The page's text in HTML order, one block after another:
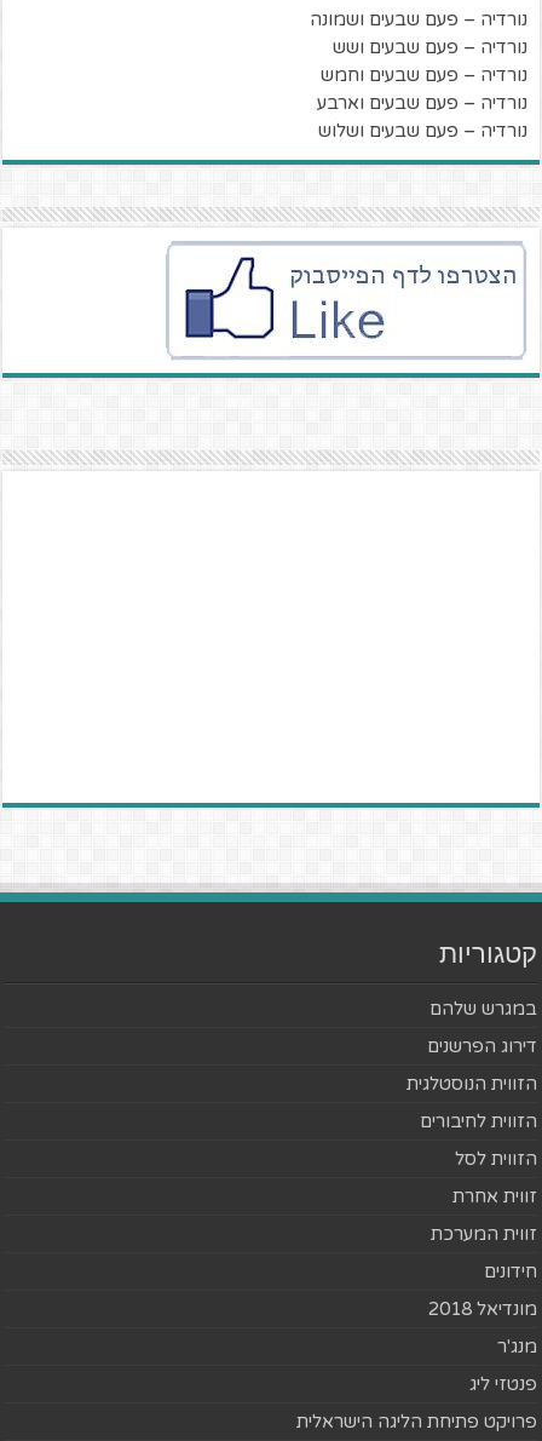
נורדיה – פעם שבעים ושמונה
נורדיה – פעם שבעים ושש
נורדיה – פעם שבעים וחמש
נורדיה – פעם שבעים וארבע
נורדיה – פעם שבעים ושלוש
קטגוריות
במגרש שלהם
דירוג הפרשנים
הזווית הנוסטלגית
הזווית לחיבורים
הזווית לסל
זווית אחרת
זווית המערכת
חידונים
מונדיאל 2018
מנג'ר
פנטזי ליג
פרויקט פתיחת הליגה הישראלית